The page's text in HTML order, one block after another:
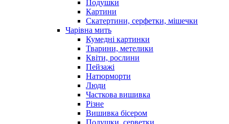
Подушки
Картини
Скатертини, серфетки, мішечки
Чарiвна мить
Кумедні картинки
Тварини, метелики
Квіти, рослини
Пейзажі
Натюрморти
Люди
Часткова вишивка
Різне
Вишивка бісером
Подушки, серветки